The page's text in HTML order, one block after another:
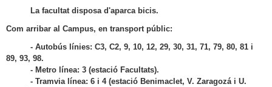
La facultat disposa d'aparca bicis.
Com arribar al Campus, en transport públic:
- Autobús línies: C3, C2, 9, 10, 12, 29, 30, 31, 71, 79, 80, 81 i
89, 93, 98.
- Metro línea: 3 (estació Facultats).
- Tramvia línea: 6 i 4 (estació Benimaclet, V. Zaragozá i U.